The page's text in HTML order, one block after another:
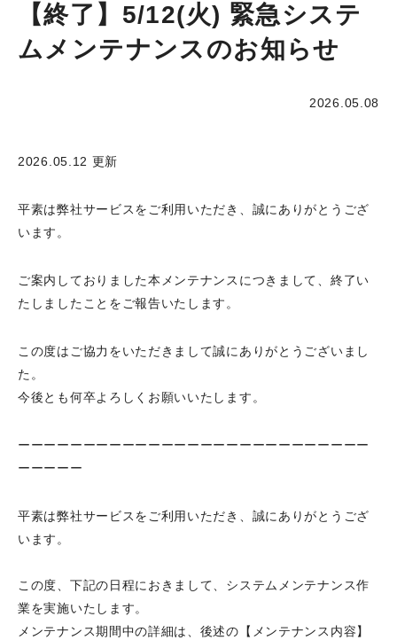
【終了】5/12(火) 緊急システ
ムメンテナンスのお知らせ
2026.05.08
2026.05.12 更新
平素は弊社サービスをご利用いただき、誠にありがとうござ
います。
ご案内しておりました本メンテナンスにつきまして、終了い
たしましたことをご報告いたします。
この度はご協力をいただきまして誠にありがとうございまし
た。
今後とも何卒よろしくお願いいたします。
ーーーーーーーーーーーーーーーーーーーーーーーーーーー
ーーーーー
平素は弊社サービスをご利用いただき、誠にありがとうござ
います。
この度、下記の日程におきまして、システムメンテナンス作
業を実施いたします。
メンテナンス期間中の詳細は、後述の【メンテナンス内容】